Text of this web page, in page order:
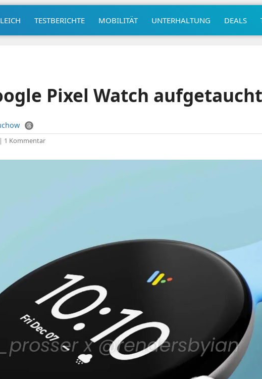
TESTBERICHTE MOBILITÄT UNTERHALTUNG DEALS
Pixel Watch aufgetaucht
1 Kommentar